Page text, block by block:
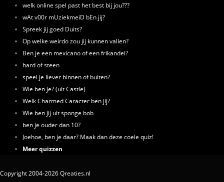
welk online spel past het best bij jou???
wAt v00r mUziekmeiD bEn jij?
Spreek jij goed Duits?
Op welke weirdo zou jij kunnen vallen?
Ben je een mexicano of een frikandel?
hard of steen
speel je liever binnen of buiten?
Wie ben je? (uit Castle)
Welk Charmed Caracter ben jij?
Wie ben jij uit sponge bob
ben je ouder dan 10?
Joehoe, ben je daar? Maak dan deze coele quiz!
Meer quizzen
Copyright 2004-2026 Qreaties.nl